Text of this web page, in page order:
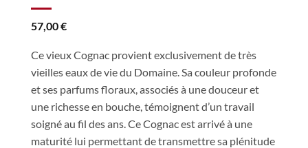
57,00€
Ce vieux Cognac provient exclusivement de très
vieilles eaux de vie du Domaine. Sa couleur profonde
et ses parfums floraux, associés à une douceur et
une richesse en bouche, témoignent d’un travail
soigné au fil des ans. Ce Cognac est arrivé à une
maturité lui permettant de transmettre sa plénitude